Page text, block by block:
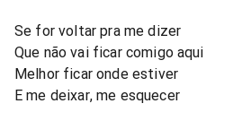
Se for voltar pra me dizer
Que não vai ficar comigo aqui
Melhor ficar onde estiver
E me deixar, me esquecer